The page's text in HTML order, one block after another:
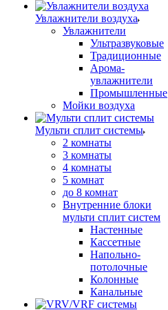
Увлажнители воздуха
Увлажнители
Ультразвуковые
Традиционные
Арома-
увлажнители
Промышленные
Мойки воздуха
Мульти сплит системы
2 комнаты
3 комнаты
4 комнаты
5 комнат
до 8 комнат
Внутренние блоки
мульти сплит систем
Настенные
Кассетные
Напольно-
потолочные
Колонные
Канальные